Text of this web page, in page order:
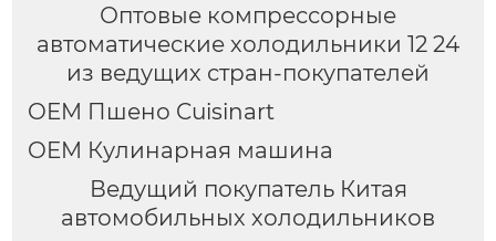
Оптовые компрессорные
автоматические холодильники 12 24
из ведущих стран-покупателей
OEM Пшено Cuisinart
OEM Кулинарная машина
Ведущий покупатель Китая
автомобильных холодильников